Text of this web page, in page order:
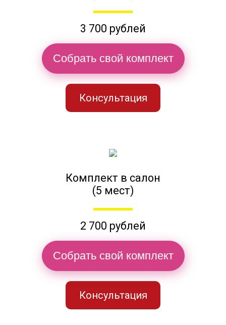
3 700 рублей
Собрать свой комплект
Консультация
Комплект в салон
(5 мест)
2 700 рублей
Собрать свой комплект
Консультация